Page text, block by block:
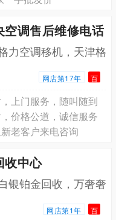
调售后维修电话
力空调移机，天津格
网店第17年 百
上门服务，随叫随到
价格公道，诚信服务
老客户来电咨询
收中心
银铂金回收，万奢奢
网店第1年 百